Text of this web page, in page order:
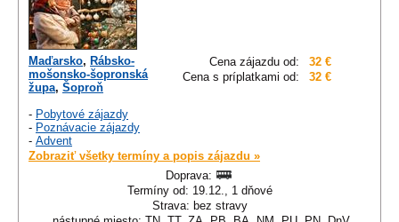
Cena zájazdu od:
32 €
Cena s príplatkami od:
32 €
Maďarsko, Rábsko-
mošonsko-šopronská
župa, Šoproň
- Pobytové zájazdy
- Poznávacie zájazdy
- Advent
Zobraziť všetky termíny a popis zájazdu »
Doprava:
Termíny od: 19.12., 1 dňové
Strava: bez stravy